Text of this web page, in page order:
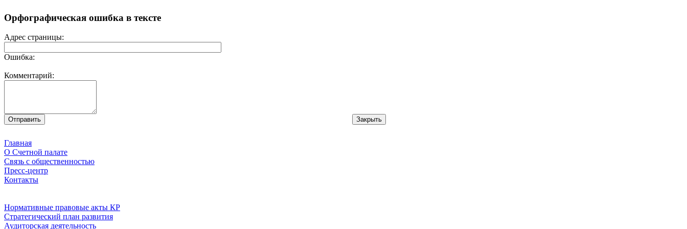
Орфографическая ошибка в тексте
Адрес страницы:
Ошибка:
Комментарий:
Главная
О Счетной палате
Связь с общественностью
Пресс-центр
Контакты
Нормативные правовые акты КР
Стратегический план развития
Аудиторская деятельность